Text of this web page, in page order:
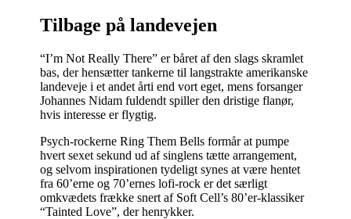
Tilbage på landevejen
“I’m Not Really There” er båret af den slags skramlet
bas, der hensætter tankerne til langstrakte amerikanske
landeveje i et andet årti end vort eget, mens forsanger
Johannes Nidam fuldendt spiller den dristige flanør,
hvis interesse er flygtig.
Psych-rockerne Ring Them Bells formår at pumpe
hvert sexet sekund ud af singlens tætte arrangement,
og selvom inspirationen tydeligt synes at være hentet
fra 60’erne og 70’ernes lofi-rock er det særligt
omkvædets frække snert af Soft Cell’s 80’er-klassiker
“Tainted Love”, der henrykker.